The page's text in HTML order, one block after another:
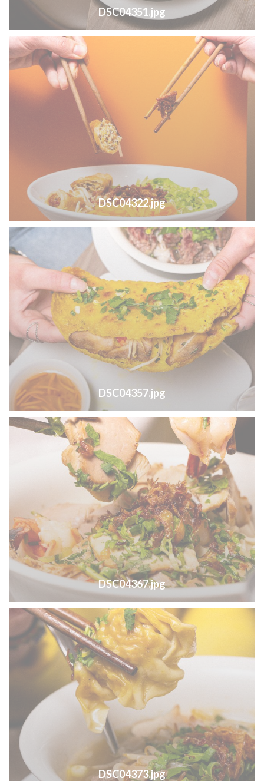
DSC04351.jpg
DSC04322.jpg
DSC04357.jpg
DSC04367.jpg
DSC04373.jpg